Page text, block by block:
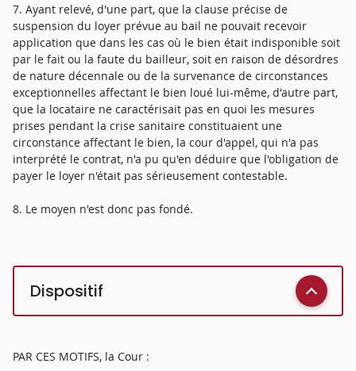
7. Ayant relevé, d'une part, que la clause précise de
suspension du loyer prévue au bail ne pouvait recevoir
application que dans les cas où le bien était indisponible soit
par le fait ou la faute du bailleur, soit en raison de désordres
de nature décennale ou de la survenance de circonstances
exceptionnelles affectant le bien loué lui-même, d'autre part,
que la locataire ne caractérisait pas en quoi les mesures
prises pendant la crise sanitaire constituaient une
circonstance affectant le bien, la cour d'appel, qui n'a pas
interprété le contrat, n'a pu qu'en déduire que l'obligation de
payer le loyer n'était pas sérieusement contestable.
8. Le moyen n'est donc pas fondé.
Dispositif
PAR CES MOTIFS, la Cour :